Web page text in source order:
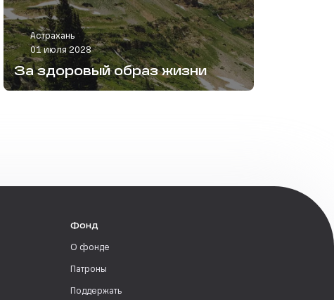
Астрахань
01 июля 2028
За здоровый образ жизни
Фонд
О фонде
Патроны
Поддержать